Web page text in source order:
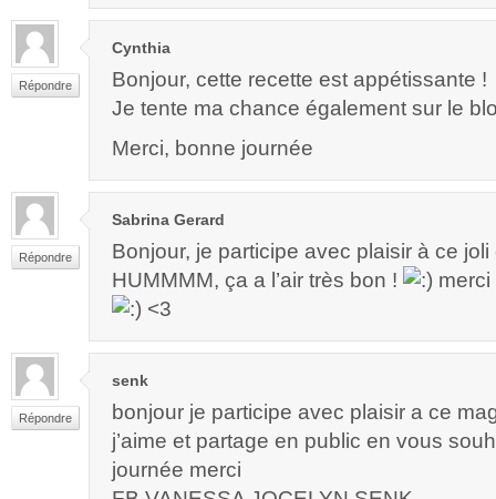
Répondre
Cynthia
Bonjour, cette recette est appétissante !
Je tente ma chance également sur le
Merci, bonne journée
Répondre
Sabrina Gerard
Bonjour, je participe avec plaisir à ce
HUMMMM, ça a l’air très bon !
<3
Répondre
senk
bonjour je participe avec plaisir a ce
j’aime et partage en public en vous
journée merci